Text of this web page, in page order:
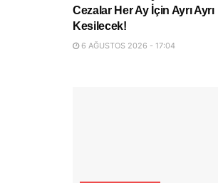
Cezalar Her Ay İçin Ayrı Ayrı
Kesilecek!
6 AĞUSTOS 2026 - 17:04